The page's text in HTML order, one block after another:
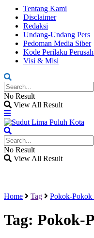
Tentang Kami
Disclaimer
Redaksi
Undang-Undang Pers
Pedoman Media Siber
Kode Perilaku
Visi & Misi
No Result
View All Result
No Result
View All Result
Home Tag Pokok-Pokok
Tag: Pokok-